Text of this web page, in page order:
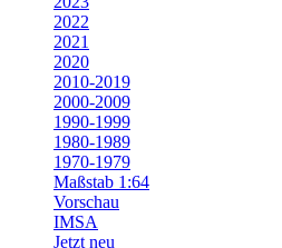
2022
2021
2020
2010-2019
2000-2009
1990-1999
1980-1989
1970-1979
Maßstab 1:64
Vorschau
IMSA
Jetzt neu